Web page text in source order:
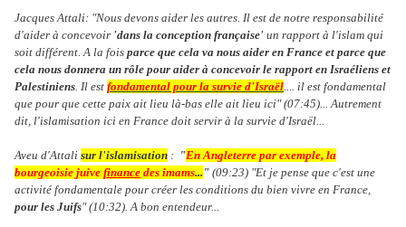
Jacques Attali: "Nous devons aider les autres. Il est de notre responsabilité
d'aider à concevoir 'dans la conception française' un rapport à l'islam qui
soit différent. A la fois parce que cela va nous aider en France et parce que
cela nous donnera un rôle pour aider à concevoir le rapport en Israéliens et
Palestiniens. Il est fondamental pour la survie d'Israël.... il est fondamental
que pour que cette paix ait lieu là-bas elle ait lieu ici" (07:45)... Autrement
dit, l'islamisation ici en France doit servir à la survie d'Israël...
Aveu d'Attali sur l'islamisation : "En Angleterre par exemple, la
bourgeoisie juive finance des imams... " (09:23) "Et je pense que c'est une
activité fondamentale pour créer les conditions du bien vivre en France,
pour les Juifs" (10:32). A bon entendeur...